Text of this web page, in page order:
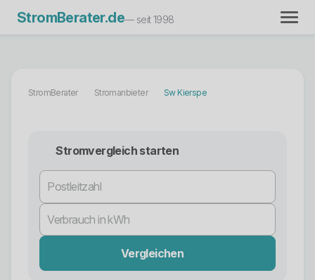
StromBerater.de— seit 1998
StromBerater Stromanbieter Sw Kierspe
Stromvergleich starten
Vergleichen